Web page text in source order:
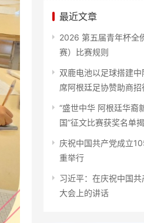
最近文章
2026 第五届青年杯全
赛）比赛规则
双鹿电池以足球搭建
席阿根廷足协赞助商招
“盛世中华 阿根廷华裔
国”征文比赛获奖名单
庆祝中国共产党成立
重举行
习近平：在庆祝中国
大会上的讲话